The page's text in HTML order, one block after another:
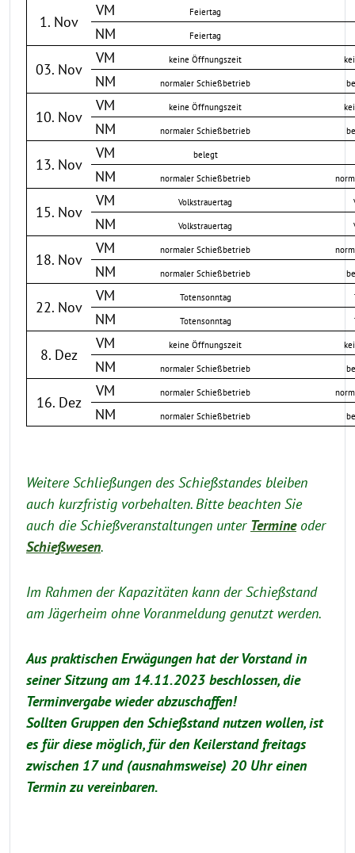
1. Nov
VM Feiertag
NM Feiertag
03. Nov
VM keine Öffnungszeit
NM normaler Schießbetrieb
10. Nov
VM keine Öffnungszeit
NM normaler Schießbetrieb
13. Nov
VM belegt
NM normaler Schießbetrieb
15. Nov
VM Volkstrauertag
NM Volkstrauertag
18. Nov
VM normaler Schießbetrieb
NM normaler Schießbetrieb
22. Nov
VM Totensonntag
NM Totensonntag
8. Dez
VM keine Öffnungszeit
NM normaler Schießbetrieb
16. Dez
VM normaler Schießbetrieb
NM normaler Schießbetrieb
Weitere Schließungen des Schießstandes bleiben
auch kurzfristig vorbehalten. Bitte beachten Sie
auch die Schießveranstaltungen unter Termineoder
Schießwesen.
Im Rahmen der Kapazitäten kann der Schießstand
am Jägerheim ohne Voranmeldung genutzt werden.
Aus praktischen Erwägungen hat der Vorstand in
seiner Sitzung am 14.11.2023 beschlossen, die
Terminvergabe wieder abzuschaffen!
Sollten Gruppen den Schießstand nutzen wollen, ist
es für diese möglich, für den Keilerstand freitags
zwischen 17 und (ausnahmsweise) 20 Uhr einen
Termin zu vereinbaren.